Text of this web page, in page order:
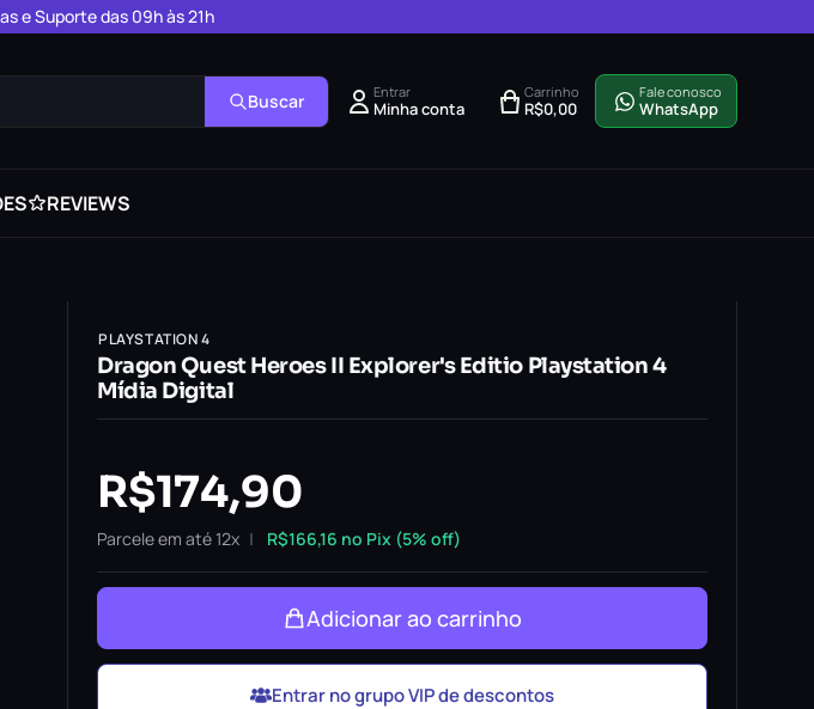
e Suporte das 09h às 21h
Buscar Entrar
Minha conta
Carrinho
R$0,00
Fale conosco
WhatsApp
REVIEWS
PLAYSTATION 4
Dragon Quest Heroes II Explorer's Editio Playstation 4
Mídia Digital
R$174,90
Parcele em até 12x R$166,16 no Pix (5% off)
Adicionar ao carrinho
Entrar no grupo VIP de descontos